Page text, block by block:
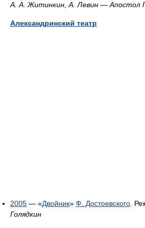
А. А. Житинкин, А. Левин —Апостол
Александринский театр
2005 — «Двойник» Ф. Достоевского.
Голядкин